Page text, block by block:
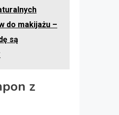
do makijażu –
są
z